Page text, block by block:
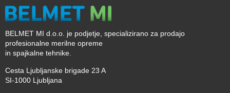
BELMET MI d.o.o. je podjetje, specializirano za prodajo
profesionalne merilne opreme
in spajkalne tehnike.
Cesta Ljubljanske brigade 23 A
SI-1000 Ljubljana